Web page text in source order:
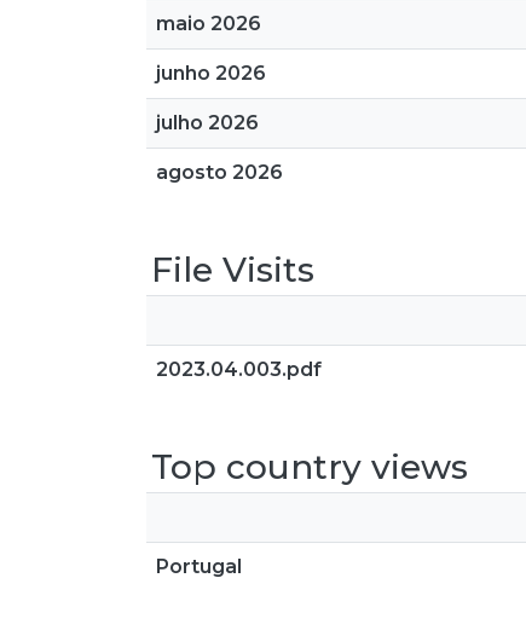
maio 2026
junho 2026
julho 2026
agosto 2026
File Visits
2023.04.003.pdf
Top country views
Portugal